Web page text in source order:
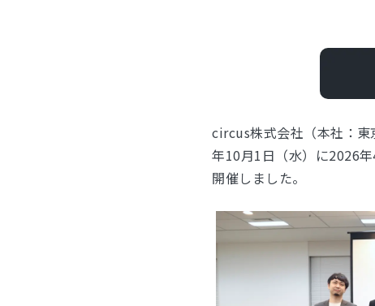
circus株式会社（本社：
年10月1日（水）に2026
開催しました。